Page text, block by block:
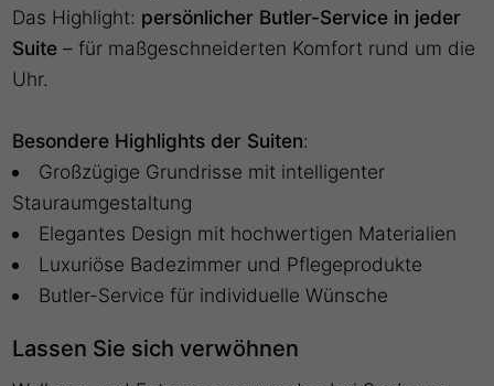
Das Highlight: persönlicher Butler-Service in jeder
Suite – für maßgeschneiderten Komfort rund um die
Uhr.
Besondere Highlights der Suiten:
Großzügige Grundrisse mit intelligenter
Stauraumgestaltung
Elegantes Design mit hochwertigen Materialien
Luxuriöse Badezimmer und Pflegeprodukte
Butler-Service für individuelle Wünsche
Lassen Sie sich verwöhnen